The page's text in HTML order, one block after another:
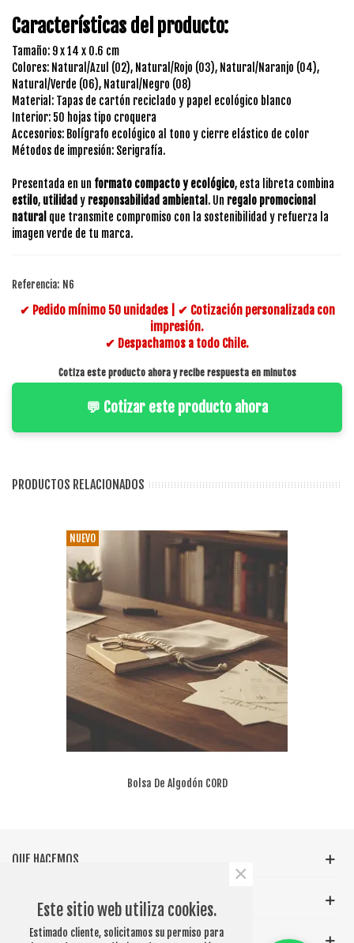
Características del producto:
Tamaño: 9 x 14 x 0.6 cm
Colores: Natural/Azul (02), Natural/Rojo (03), Natural/Naranjo (04),
Natural/Verde (06), Natural/Negro (08)
Material: Tapas de cartón reciclado y papel ecológico blanco
Interior: 50 hojas tipo croquera
Accesorios: Bolígrafo ecológico al tono y cierre elástico de color
Métodos de impresión: Serigrafía.
Presentada en un formato compacto y ecológico, esta libreta combina
estilo, utilidad y responsabilidad ambiental . Un regalo promocional
natural que transmite compromiso con la sostenibilidad y refuerza la
imagen verde de tu marca.
Referencia: N6
✔ Pedido mínimo 50 unidades | ✔ Cotización personalizada con
impresión.
✔ Despachamos a todo Chile.
Cotiza este producto ahora y recibe respuesta en minutos
💬 Cotizar este producto ahora
PRODUCTOS RELACIONADOS
NUEVO
Bolsa De Algodón CORD
QUE HACEMOS
INFORMACIÓN GENERAL
Este sitio web utiliza cookies.
Estimado cliente, solicitamos su permiso para
×